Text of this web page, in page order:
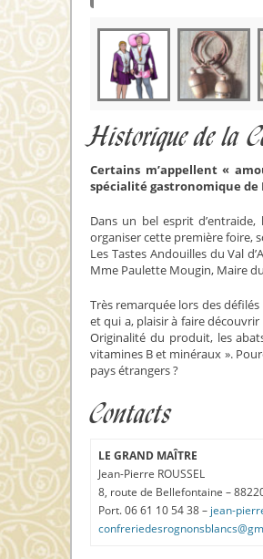
Historique de la
Certains m’appellent «
spécialité gastronomique de
Dans un bel esprit
organiser cette première foire,
Les Tastes Andouilles du Val
Mme Paulette Mougin, Maire
Très remarquée lors des
et qui a, plaisir à faire
Originalité du produit, les
vitamines B et minéraux ».
pays étrangers ?
Contacts
LE GRAND MAÎTRE
Jean-Pierre ROUSSEL
8, route de Bellefontaine –
Port. 06 61 10 54 38 – jean-